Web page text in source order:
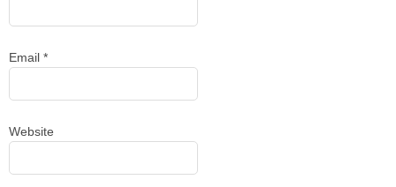
Email *
Website